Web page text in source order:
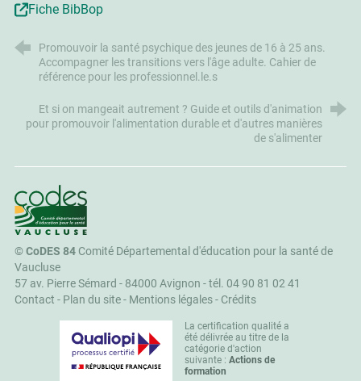
Fiche BibBop
Promouvoir la santé psychique des jeunes de 16 à 25 ans.
Accompagner les transitions vers l'âge adulte. Cahier de
référence pour les professionnel.le.s
Et si on mangeait autrement ? Guide et outils d'animation
pour promouvoir l'alimentation durable et d'autres manières
de s'alimenter
CoDES 84
©CoDES 84Comité Départemental d'éducation pour la santé de
Vaucluse
57 av. Pierre Sémard - 84000 Avignon -tél. 04 90 81 02 41
Contact - Plan du site- Mentions légales- Crédits
La certification qualité a
été délivrée au titre de la
catégorie d'action
suivante : Actions de
formation